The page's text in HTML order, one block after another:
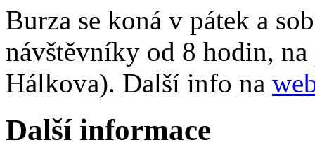
Burza se koná v pátek a
návštěvníky od 8 hodin,
Hálkova). Další info na
Další informace